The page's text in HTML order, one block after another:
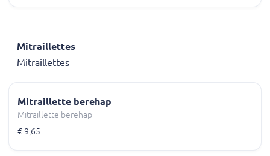
Mitraillettes
Mitraillettes
Mitraillette berehap
Mitraillette berehap
€ 9,65